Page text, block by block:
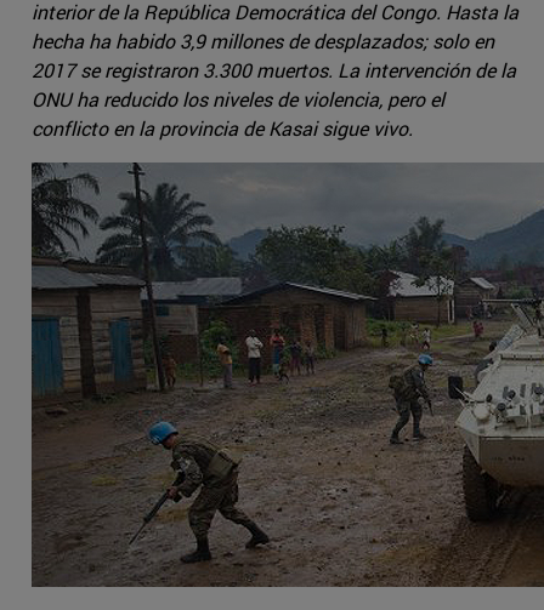
interior de la República Democrática del Congo. Hasta la
hecha ha habido 3,9 millones de desplazados; solo en
2017 se registraron 3.300 muertos. La intervención de la
ONU ha reducido los niveles de violencia, pero el
conflicto en la provincia de Kasai sigue vivo.